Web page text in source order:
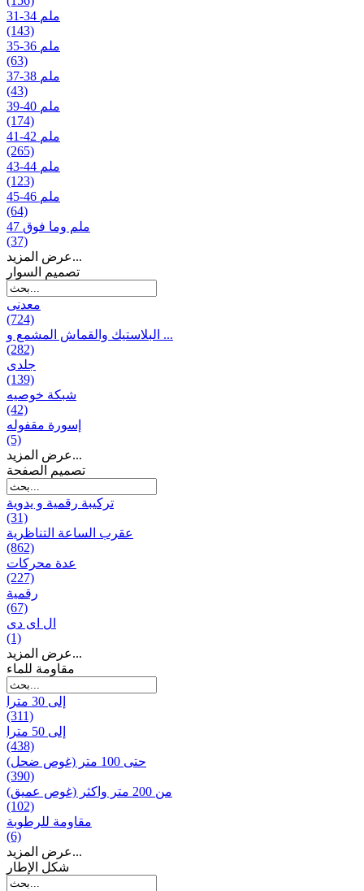
31-34 ملم
(143)
35-36 ملم
(63)
37-38 ملم
(43)
39-40 ملم
(174)
41-42 ملم
(265)
43-44 ملم
(123)
45-46 ملم
(64)
47 ملم وما فوق
(37)
عرض المزيد...
تصمیم السوار
معدنی
(724)
البلاستيك والقماش المشمع و ...
(282)
جلدی
(139)
شبكة خوصیه
(42)
إسورة مقفوله
(5)
عرض المزيد...
تصميم الصفحة
تركيبة رقمية و يدوية
(31)
عقرب الساعة التناظرية
(862)
عدة محركات
(227)
رقمية
(67)
ال ای دی
(1)
عرض المزيد...
مقاومة للماء
إلى 30 مترا
(311)
إلى 50 مترا
(438)
حتى 100 متر (غوص ضحل)
(390)
من 200 متر واکثر (غوص عميق)
(102)
مقاومة للرطوبة
(6)
عرض المزيد...
شكل الإطار